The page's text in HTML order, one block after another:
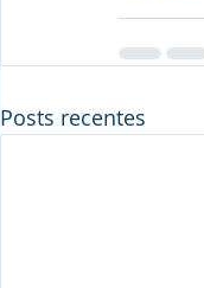
Posts recentes